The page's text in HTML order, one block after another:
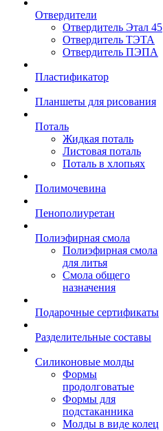
Отвердители
Отвердитель Этал 45
Отвердитель ТЭТА
Отвердитель ПЭПА
Пластификатор
Планшеты для рисования
Поталь
Жидкая поталь
Листовая поталь
Поталь в хлопьях
Полимочевина
Пенополиуретан
Полиэфирная смола
Полиэфирная смола
для литья
Смола общего
назначения
Подарочные сертификаты
Разделительные составы
Силиконовые молды
Формы
продолговатые
Формы для
подстаканника
Молды в виде колец